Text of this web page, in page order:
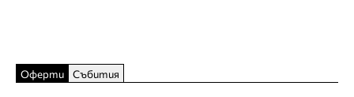
Оферти Събития